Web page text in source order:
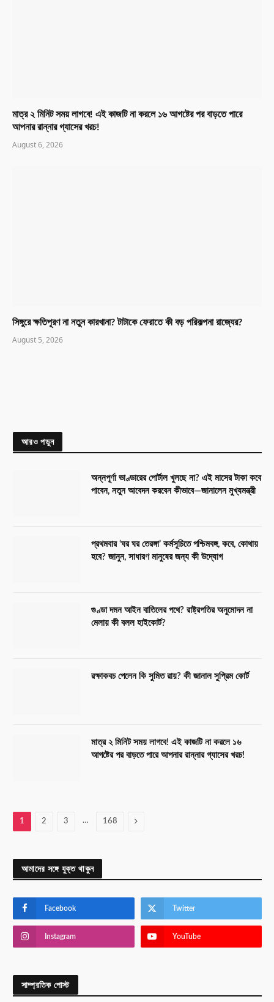
মাত্র ২ মিনিট সময় লাগবে! এই কাজটি না করলে ১৬ আগষ্টের পর বাড়তে পারে
আপনার রান্নার গ্যাসের খরচ!
August 6, 2026
সিঙ্গুরে ক্ষতিপূরণ না নতুন কারখানা? টাটাকে ফেরাতে কী বড় পরিকল্পনা রাজ্যের?
August 5, 2026
আরও পড়ুন
অন্নপূর্ণা ভাণ্ডারের পোর্টাল খুলছে না? এই মাসের টাকা কবে
পাবেন, নতুন আবেদন করবেন কীভাবে—জানালেন মুখ্যমন্ত্রী
প্রথমবার ‘ঘর ঘর তেরঙ্গা’ কর্মসূচিতে পশ্চিমবঙ্গ, কবে, কোথায়
হবে? জানুন, সাধারণ মানুষের জন্য কী উদ্যোগ
গুণ্ডা দমন আইন বাতিলের পথে? রাষ্ট্রপতির অনুমোদন না
মেলায় কী বলল হাইকোর্ট?
রক্ষাকবচ পেলেন কি সুমিত রায়? কী জানাল সুপ্রিম কোর্ট
মাত্র ২ মিনিট সময় লাগবে! এই কাজটি না করলে ১৬
আগষ্টের পর বাড়তে পারে আপনার রান্নার গ্যাসের খরচ!
1 2 3 … 168 Next
আমাদের সঙ্গে যুক্ত থাকুন
Facebook Twitter
Instagram YouTube
সাম্প্রতিক পোস্ট